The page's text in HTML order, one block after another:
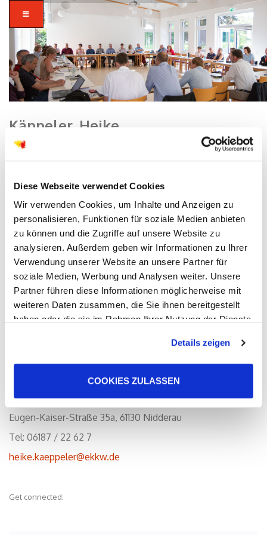
Diese Webseite verwendet Cookies
Wir verwenden Cookies, um Inhalte und Anzeigen zu
personalisieren, Funktionen für soziale Medien anbieten
zu können und die Zugriffe auf unsere Website zu
analysieren. Außerdem geben wir Informationen zu Ihrer
Verwendung unserer Website an unsere Partner für
soziale Medien, Werbung und Analysen weiter. Unsere
Partner führen diese Informationen möglicherweise mit
weiteren Daten zusammen, die Sie ihnen bereitgestellt
haben oder die sie im Rahmen Ihrer Nutzung der Dienste
Cookies, wenn Sie unsere Webseite weiterhin nutzen.
Details zeigen
COOKIES ZULASSEN
Käppeler, Heike
Home
24
AUG
0
Kirchengemeinde Windecken
Eugen-Kaiser-Straße 35a, 61130 Nidderau
Tel: 06187 / 22 62 7
heike.kaeppeler@ekkw.de
Get connected: